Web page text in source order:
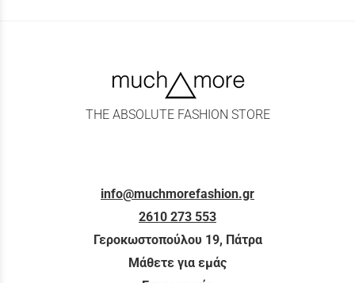
THE ABSOLUTE FASHION STORE
info@muchmorefashion.gr
2610 273 553
Γεροκωστοπούλου 19, Πάτρα
Μάθετε για εμάς